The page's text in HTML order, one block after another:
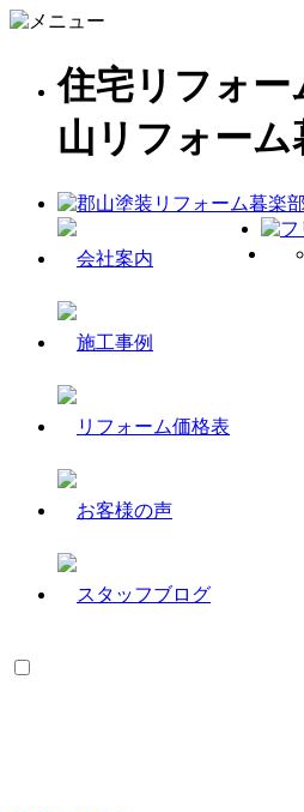
住宅リフォ
山リフォーム